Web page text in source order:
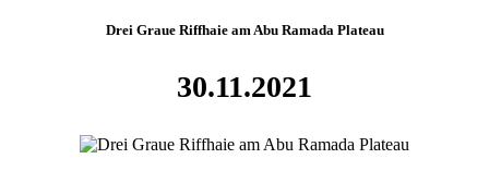
Drei Graue Riffhaie am Abu Ramada Plateau
30.11.2021